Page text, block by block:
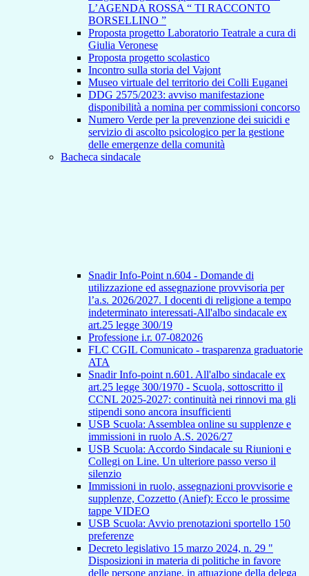
L’AGENDA ROSSA “ TI RACCONTO
BORSELLINO ”
Proposta progetto Laboratorio Teatrale a cura di
Giulia Veronese
Proposta progetto scolastico
Incontro sulla storia del Vajont
Museo virtuale del territorio dei Colli Euganei
DDG 2575/2023: avviso manifestazione
disponibilità a nomina per commissioni concorso
Numero Verde per la prevenzione dei suicidi e
servizio di ascolto psicologico per la gestione
delle emergenze della comunità
Bacheca sindacale
Snadir Info-Point n.604 - Domande di
utilizzazione ed assegnazione provvisoria per
l’a.s. 2026/2027. I docenti di religione a tempo
indeterminato interessati-All'albo sindacale ex
art.25 legge 300/19
Professione i.r. 07-082026
FLC CGIL Comunicato - trasparenza graduatorie
ATA
Snadir Info-point n.601. All'albo sindacale ex
art.25 legge 300/1970 - Scuola, sottoscritto il
CCNL 2025-2027: continuità nei rinnovi ma gli
stipendi sono ancora insufficienti
USB Scuola: Assemblea online su supplenze e
immissioni in ruolo A.S. 2026/27
USB Scuola: Accordo Sindacale su Riunioni e
Collegi on Line. Un ulteriore passo verso il
silenzio
Immissioni in ruolo, assegnazioni provvisorie e
supplenze, Cozzetto (Anief): Ecco le prossime
tappe VIDEO
USB Scuola: Avvio prenotazioni sportello 150
preferenze
Decreto legislativo 15 marzo 2024, n. 29 "
Disposizioni in materia di politiche in favore
delle persone anziane, in attuazione della delega